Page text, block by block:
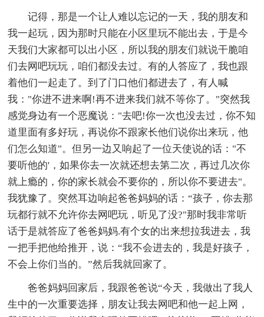
记得，那是一个让人难以忘记的一天，我的朋友和
我一起玩，因为那时只能在小区里玩不能出去，于是今
天我们大家都可以出小区，所以我的朋友们就说干脆咱
们去网吧玩玩，咱们都没去过。有的人答应了，我也跟
着他们一起走了。到了门口他们都进去了，有人喊
我："你进不进来啊!再不进来我们就不等你了。"突然我
感觉身边有一个恶魔说："去吧!你一次也没去过，你不知
道里面有多好玩，再说你不跟家长他们说你出来玩，他
们怎么知道"。但另一边又响起了一位天使说的话："不
要听他的'，如果你去一次就还想去第二次，再过几次你
就上瘾的，你的家长就会不要你的，所以你不要进去"。
我犹豫了。突然耳边响起爸爸妈妈的话：“孩子，你去那
玩都行就不允许你去网吧玩，听见了没?"那时我非常听
话于是就答应了爸爸妈妈.有个女的出来想拉我进去，我
一把手把他给推开，说：“我不会进去的，我是好孩子，
不会上你们当的。”然后我就回家了。
爸爸妈妈回家后，我跟爸爸说“今天，我做出了我人
生中的一次重要选择，朋友让我去网吧和他一起上网，